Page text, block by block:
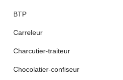
BTP
Carreleur
Charcutier-traiteur
Chocolatier-confiseur